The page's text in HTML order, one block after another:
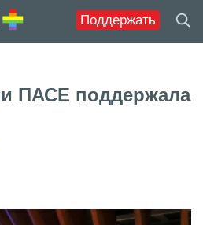
Поддержать
ПАСЕ поддержала